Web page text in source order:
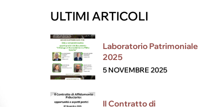
ULTIMI ARTICOLI
Laboratorio Patrimoniale
2025
5 NOVEMBRE 2025
Il Contratto di